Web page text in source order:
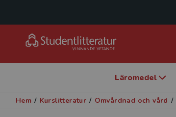
Läromedel
Hem / Kurslitteratur / Omvårdnad och vård /